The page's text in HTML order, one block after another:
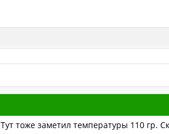
Тут тоже заметил температуры 110 гр.